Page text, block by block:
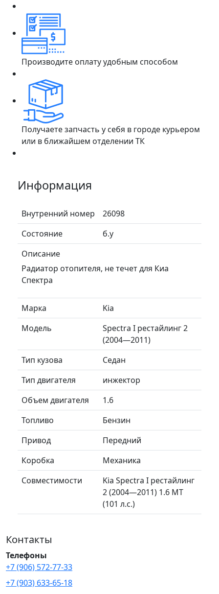
Производите оплату удобным способом
Получаете запчасть у себя в городе курьером
или в ближайшем отделении ТК
Информация
Внутренний номер
26098
Состояние
б.у
Описание
Радиатор отопителя, не течет для Киа
Спектра
Марка
Kia
Модель
Spectra I рестайлинг 2
(2004—2011)
Тип кузова
Седан
Тип двигателя
инжектор
Объем двигателя
1.6
Топливо
Бензин
Привод
Передний
Коробка
Механика
Совместимости
Kia Spectra I рестайлинг
2 (2004—2011) 1.6 MT
(101 л.с.)
Контакты
Телефоны
+7 (906) 572-77-33
+7 (903) 633-65-18